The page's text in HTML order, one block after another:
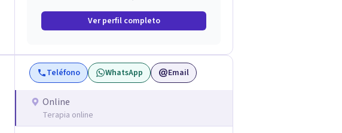
Ver perfil completo
Teléfono WhatsApp Email
Online
Terapia online